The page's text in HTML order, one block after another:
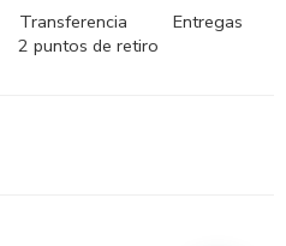
Transferencia
Entregas
2 puntos de retiro